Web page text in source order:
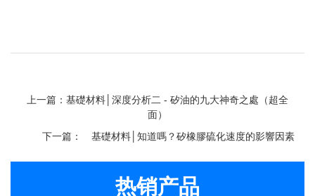
上一篇：基礎材料│深度分析二 - 矽油的九大神奇之處（超全
面）
下一篇：
基礎材料│知道嗎？矽橡膠硫化速度的影響因素
热销产品